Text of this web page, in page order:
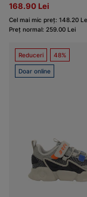
168.90 Lei
Cel mai mic preț: 148.20
Preț normal: 259.00 Lei
Reduceri 48%
Doar online